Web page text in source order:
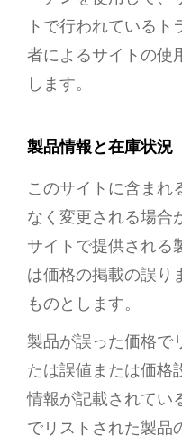
トで行われている
者によるサイトの使
します。
製品情報と在庫状況
このサイトに含まれ
なく変更される場合
サイトで提供される
は価格の掲載の誤り
ものとします。
製品が誤った価格で
たは誤値または価格
情報が記載されてい
でリストされた製品